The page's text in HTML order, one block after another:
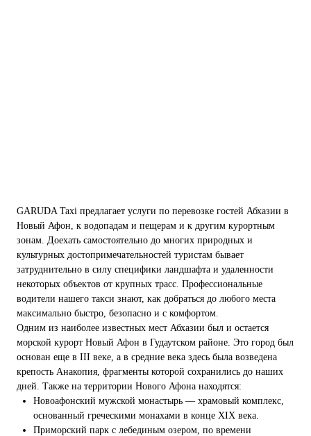
GARUDA Taxi предлагает услуги по перевозке гостей Абхазии в
Новый Афон, к водопадам и пещерам и к другим курортным
зонам. Доехать самостоятельно до многих природных и
культурных достопримечательностей туристам бывает
затруднительно в силу специфики ландшафта и удаленности
некоторых объектов от крупных трасс. Профессиональные
водители нашего такси знают, как добраться до любого места
максимально быстро, безопасно и с комфортом.
Одним из наиболее известных мест Абхазии был и остается
морской курорт Новый Афон в Гудаутском районе. Это город был
основан еще в III веке, а в средние века здесь была возведена
крепость Анакопия, фрагменты которой сохранились до наших
дней. Также на территории Нового Афона находятся:
Новоафонский мужской монастырь — храмовый комплекс,
основанный греческими монахами в конце XIX века.
Приморский парк с лебединым озером, по времени